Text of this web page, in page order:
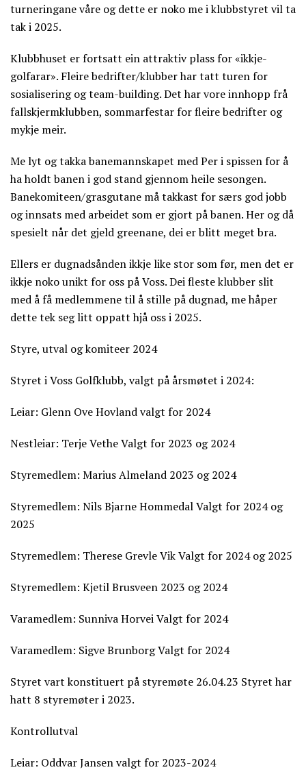
turneringane våre og dette er noko me i klubbstyret vil ta
tak i 2025.
Klubbhuset er fortsatt ein attraktiv plass for «ikkje-
golfarar». Fleire bedrifter/klubber har tatt turen for
sosialisering og team-building. Det har vore innhopp frå
fallskjermklubben, sommarfestar for fleire bedrifter og
mykje meir.
Me lyt og takka banemannskapet med Per i spissen for å
ha holdt banen i god stand gjennom heile sesongen.
Banekomiteen/grasgutane må takkast for særs god jobb
og innsats med arbeidet som er gjort på banen. Her og då
spesielt når det gjeld greenane, dei er blitt meget bra.
Ellers er dugnadsånden ikkje like stor som før, men det er
ikkje noko unikt for oss på Voss. Dei fleste klubber slit
med å få medlemmene til å stille på dugnad, me håper
dette tek seg litt oppatt hjå oss i 2025.
Styre, utval og komiteer 2024
Styret i Voss Golfklubb, valgt på årsmøtet i 2024:
Leiar: Glenn Ove Hovland valgt for 2024
Nestleiar: Terje Vethe Valgt for 2023 og 2024
Styremedlem: Marius Almeland 2023 og 2024
Styremedlem: Nils Bjarne Hommedal Valgt for 2024 og
2025
Styremedlem: Therese Grevle Vik Valgt for 2024 og 2025
Styremedlem: Kjetil Brusveen 2023 og 2024
Varamedlem: Sunniva Horvei Valgt for 2024
Varamedlem: Sigve Brunborg Valgt for 2024
Styret vart konstituert på styremøte 26.04.23 Styret har
hatt 8 styremøter i 2023.
Kontrollutval
Leiar: Oddvar Jansen valgt for 2023-2024